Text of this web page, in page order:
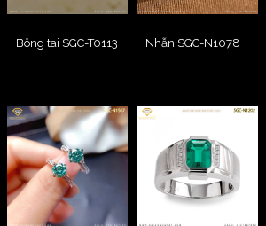
Bông tai SGC-T0113 Nhẫn SGC-N1078